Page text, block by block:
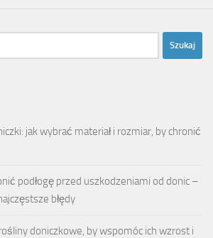
jak wybrać materiał i rozmiar, by chronić
podłogę przed uszkodzeniami od donic –
błędy
doniczkowe, by wspomóc ich wzrost i